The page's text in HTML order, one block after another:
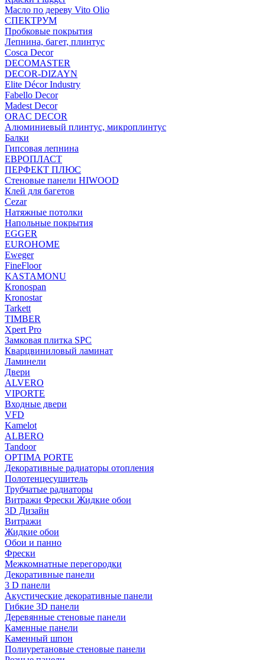
Масло по дереву Vito Olio
СПЕКТРУМ
Пробковые покрытия
Лепнина, багет, плинтус
Cosca Decor
DECOMASTER
DECOR-DIZAYN
Elite Décor Industry
Fabello Decor
Madest Decor
ORAC DECOR
Алюминиевый плинтус, микроплинтус
Балки
Гипсовая лепнина
ЕВРОПЛАСТ
ПЕРФЕКТ ПЛЮС
Стеновые панели HIWOOD
Клей для багетов
Cezar
Натяжные потолки
Напольные покрытия
EGGER
EUROHOME
Eweger
FineFloor
KASTAMONU
Kronospan
Kronostar
Tarkett
TIMBER
Xpert Pro
Замковая плитка SPC
Кварцвиниловый ламинат
Ламинели
Двери
ALVERO
VIPORTE
Входные двери
VFD
Kamelot
ALBERO
Tandoor
OPTIMA PORTE
Декоративные радиаторы отопления
Полотенцесушитель
Трубчатые радиаторы
Витражи Фрески Жидкие обои
3D Дизайн
Витражи
Жидкие обои
Обои и панно
Фрески
Межкомнатные перегородки
Декоративные панели
3 D панели
Акустические декоративные панели
Гибкие 3D панели
Деревянные стеновые панели
Каменные панели
Каменный шпон
Полиуретановые стеновые панели